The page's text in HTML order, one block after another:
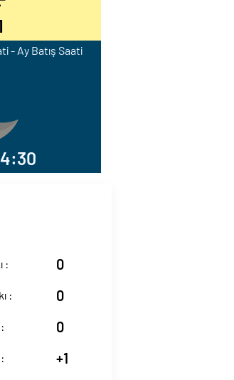
- Ay Batış Saati
: 0
: 0
0
+1